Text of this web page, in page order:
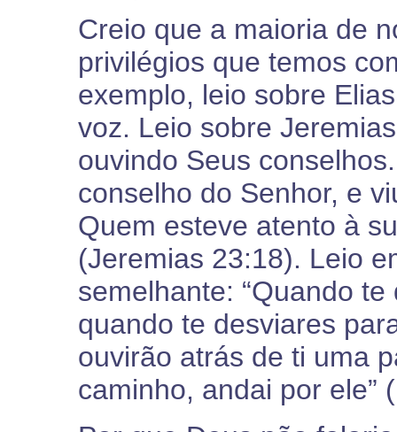
Creio que a maioria de
privilégios que temos
exemplo, leio sobre
voz. Leio sobre
ouvindo Seus
conselho do Senhor, e
Quem esteve atento à
(Jeremias 23:18). Leio
semelhante: “Quando
quando te desviares
ouvirão atrás de ti uma
caminho, andai por ele”